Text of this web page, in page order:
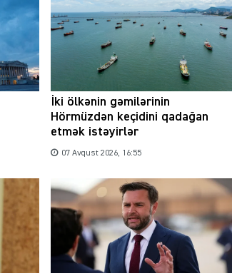
İki ölkənin gəmilərinin
Hörmüzdən keçidini qadağan
etmək istəyirlər
07 Avqust 2026, 16:55